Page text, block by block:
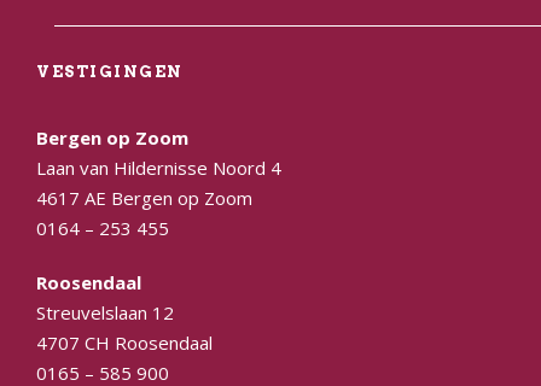
VESTIGINGEN
Bergen op Zoom
Laan van Hildernisse Noord 4
4617 AE Bergen op Zoom
0164 – 253 455
Roosendaal
Streuvelslaan 12
4707 CH Roosendaal
0165 – 585 900